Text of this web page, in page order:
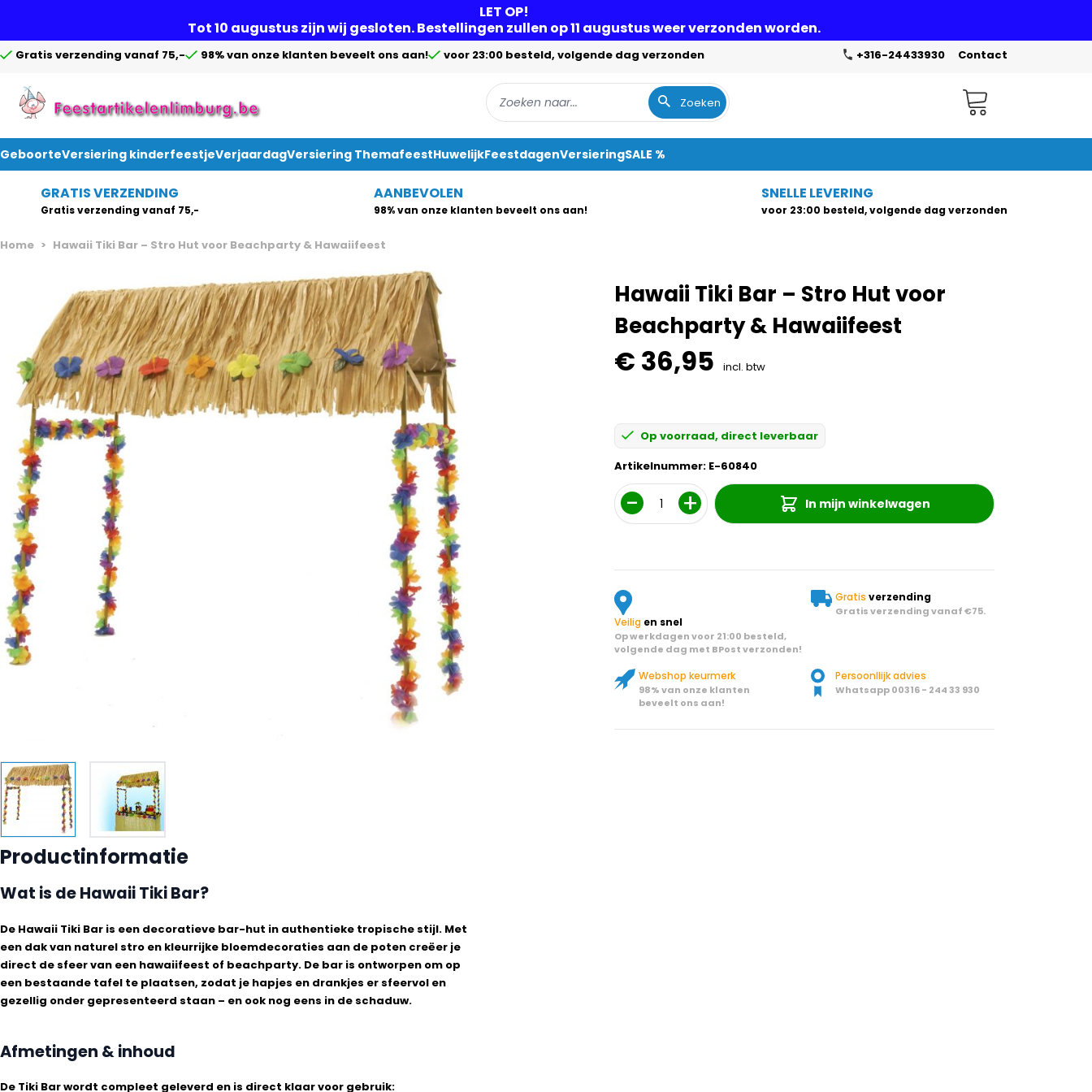
LET OP!
Tot 10 augustus zijn wij gesloten. Bestellingen zullen op 11 augustus weer verzonden worden.
Gratis verzending vanaf 75,- 98% van onze klanten beveelt ons aan! voor 23:00 besteld, volgende dag verzonden +316-24433930 Contact
Zoeken Winkelwagen
GeboorteVersiering kinderfeestjeVerjaardagVersiering ThemafeestHuwelijkFeestdagenVersieringSALE %
GRATIS VERZENDING
Gratis verzending vanaf 75,-
AANBEVOLEN
98% van onze klanten beveelt ons aan!
SNELLE LEVERING
voor 23:00 besteld, volgende dag verzonden
Home > Hawaii Tiki Bar – Stro Hut voor Beachparty & Hawaiifeest
Hawaii Tiki Bar – Stro Hut voor
Beachparty & Hawaiifeest
€ 36,95 incl. btw
Op voorraad, direct leverbaar
Artikelnummer: E-60840
Aantal
In mijn winkelwagen
Veilig en snel
Op werkdagen voor 21:00 besteld,
volgende dag met BPost verzonden!
Gratis verzending
Gratis verzending vanaf €75.
Webshop keurmerk
98% van onze klanten
beveelt ons aan!
Persoonllijk advies
Whatsapp 00316 - 244 33 930
Productinformatie
Wat is de Hawaii Tiki Bar?
De Hawaii Tiki Bar is een decoratieve bar-hut in authentieke tropische stijl. Met
een dak van naturel stro en kleurrijke bloemdecoraties aan de poten creëer je
direct de sfeer van een hawaiifeest of beachparty. De bar is ontworpen om op
een bestaande tafel te plaatsen, zodat je hapjes en drankjes er sfeervol en
gezellig onder gepresenteerd staan – en ook nog eens in de schaduw.
Afmetingen & inhoud
De Tiki Bar wordt compleet geleverd en is direct klaar voor gebruik: